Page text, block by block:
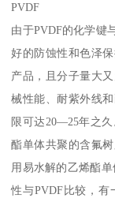
PVDF
由于PVDF的化学键
好的防蚀性和色泽
产品，且分子量大
械性能、耐紫外线
限可达20—25年之
酯单体共聚的含氟
用易水解的乙烯酯
性与PVDF比较，